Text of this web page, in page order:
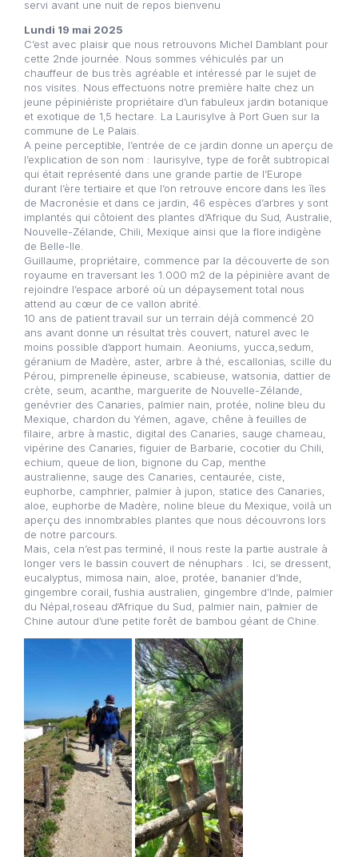
servi avant une nuit de repos bienvenu
Lundi 19 mai 2025
C’est avec plaisir que nous retrouvons Michel Damblant pour
cette 2nde journée. Nous sommes véhiculés par un
chauffeur de bus très agréable et intéressé par le sujet de
nos visites. Nous effectuons notre première halte chez un
jeune pépiniériste propriétaire d’un fabuleux jardin botanique
et exotique de 1,5 hectare. La Laurisylve à Port Guen sur la
commune de Le Palais.
A peine perceptible, l’entrée de ce jardin donne un aperçu de
l’explication de son nom : laurisylve, type de forêt subtropical
qui était représenté dans une grande partie de l’Europe
durant l’ère tertiaire et que l’on retrouve encore dans les îles
de Macronésie et dans ce jardin, 46 espèces d’arbres y sont
implantés qui côtoient des plantes d’Afrique du Sud, Australie,
Nouvelle-Zélande, Chili, Mexique ainsi que la flore indigène
de Belle-Ile.
Guillaume, propriétaire, commence par la découverte de son
royaume en traversant les 1.000 m2 de la pépinière avant de
rejoindre l’espace arboré où un dépaysement total nous
attend au cœur de ce vallon abrité.
10 ans de patient travail sur un terrain déjà commencé 20
ans avant donne un résultat très couvert, naturel avec le
moins possible d’apport humain. Aeoniums, yucca,sedum,
géranium de Madère, aster, arbre à thé, escallonias, scille du
Pérou, pimprenelle épineuse, scabieuse, watsonia, dattier de
crète, seum, acanthe, marguerite de Nouvelle-Zélande,
genévrier des Canaries, palmier nain, protée, noline bleu du
Mexique, chardon du Yémen, agave, chêne à feuilles de
filaire, arbre à mastic, digital des Canaries, sauge chameau,
vipérine des Canaries, figuier de Barbarie, cocotier du Chili,
echium, queue de lion, bignone du Cap, menthe
australienne, sauge des Canaries, centaurée, ciste,
euphorbe, camphrier, palmier à jupon, statice des Canaries,
aloe, euphorbe de Madère, noline bleue du Mexique, voilà un
aperçu des innombrables plantes que nous découvrons lors
de notre parcours.
Mais, cela n’est pas terminé, il nous reste la partie australe à
longer vers le bassin couvert de nénuphars . Ici, se dressent,
eucalyptus, mimosa nain, aloe, protée, bananier d’Inde,
gingembre corail, fushia australien, gingembre d’Inde, palmier
du Népal,roseau d’Afrique du Sud, palmier nain, palmier de
Chine autour d’une petite forêt de bambou géant de Chine.